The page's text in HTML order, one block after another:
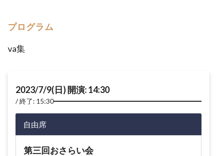
プログラム
va集
2023/7/9(日) 開演: 14:30
終了: 15:30
自由席
第三回おさらい会